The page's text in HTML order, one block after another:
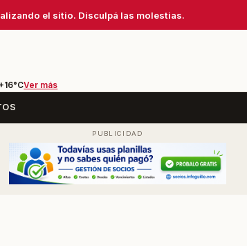
el sitio. Disculpá las molestias.
Ver más